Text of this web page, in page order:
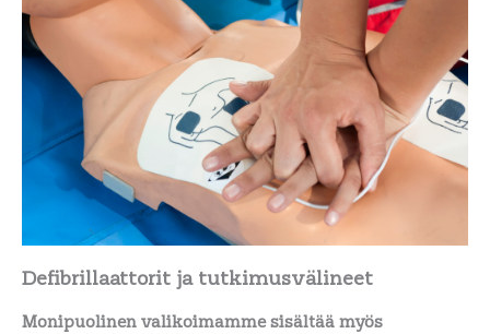
Defibrillaattorit ja tutkimusvälineet
Monipuolinen valikoimamme sisältää myös